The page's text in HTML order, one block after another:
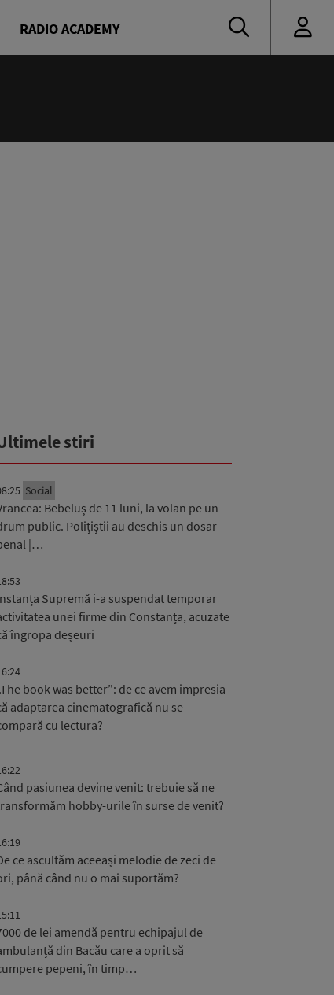
RADIO ACADEMY
stiri
Social
Bebeluș de 11 luni, la volan pe un
public. Polițiștii au deschis un dosar
|…
Supremă i-a suspendat temporar
unei firme din Constanța, acuzate
îngropa deșeuri
book was better”: de ce avem impresia
adaptarea cinematografică nu se
cu lectura?
pasiunea devine venit: trebuie să ne
hobby-urile în surse de venit?
ce ascultăm aceeași melodie de zeci de
până când nu o mai suportăm?
de lei amendă pentru echipajul de
din Bacău care a oprit să
pepeni, în timp…